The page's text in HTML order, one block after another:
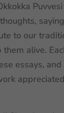
to our
alive.
essays,